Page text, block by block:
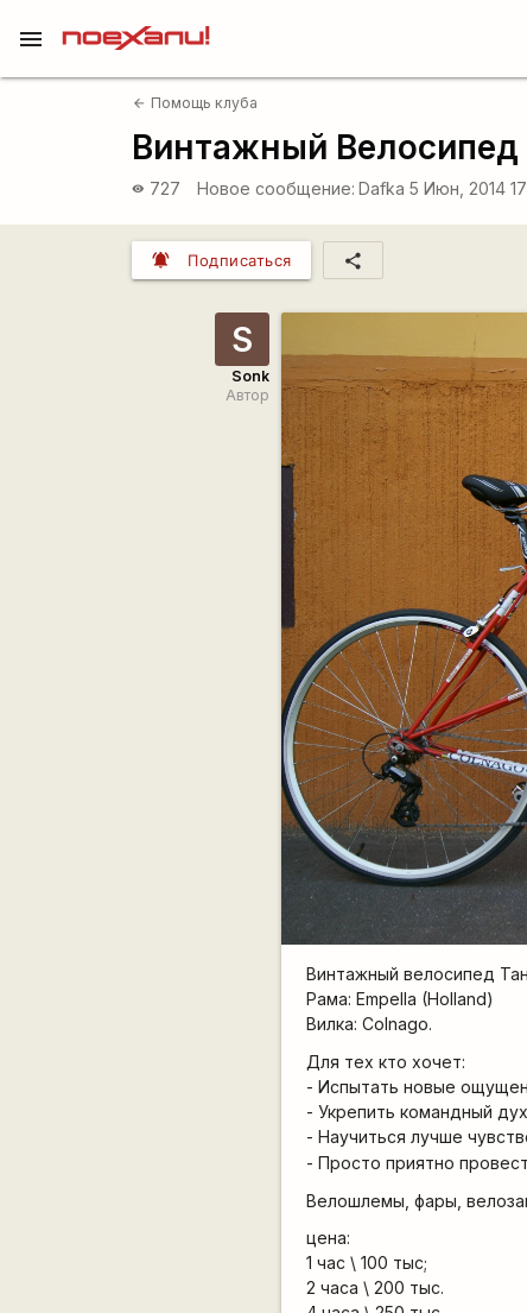
menu
arrow_back Помощь клуба
Винтажный
visibility 727 Новое сообщение: Dafka 5 Июн, 2014
notifications_active Подписаться share
S
Sonk
Автор
Винтажный велосипед
Рама: Empella (Holland)
Вилка: Colnago.
Для тех кто хочет:
- Испытать новые
- Укрепить командный дух
- Научиться лучше
- Просто приятно
Велошлемы, фары,
цена:
1 час \ 100 тыс;
2 часа \ 200 тыс.